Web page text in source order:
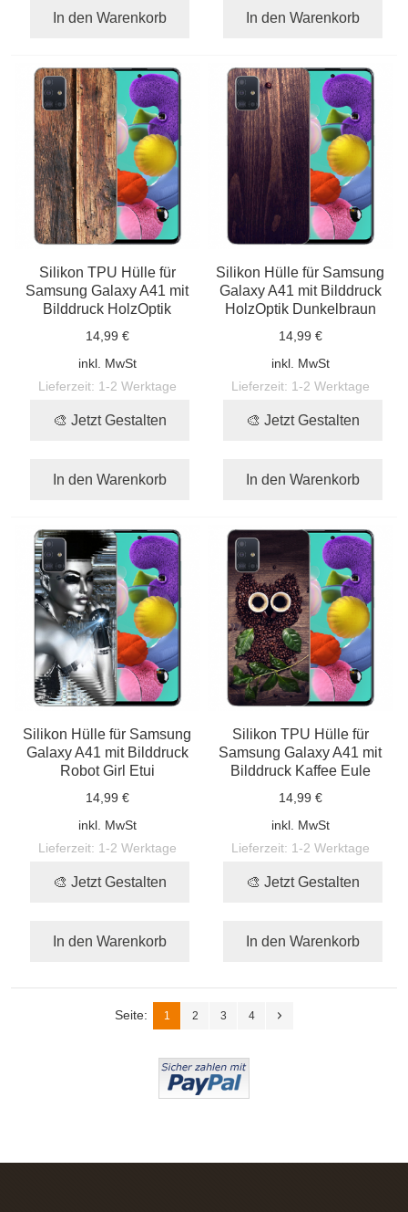
In den Warenkorb In den Warenkorb
Silikon TPU Hülle für
Samsung Galaxy A41 mit
Bilddruck HolzOptik
14,99 €
inkl. MwSt
Lieferzeit: 1-2 Werktage
🎨 Jetzt Gestalten
In den Warenkorb
Silikon Hülle für Samsung
Galaxy A41 mit Bilddruck
HolzOptik Dunkelbraun
14,99 €
inkl. MwSt
Lieferzeit: 1-2 Werktage
🎨 Jetzt Gestalten
In den Warenkorb
Silikon Hülle für Samsung
Galaxy A41 mit Bilddruck
Robot Girl Etui
14,99 €
inkl. MwSt
Lieferzeit: 1-2 Werktage
🎨 Jetzt Gestalten
In den Warenkorb
Silikon TPU Hülle für
Samsung Galaxy A41 mit
Bilddruck Kaffee Eule
14,99 €
inkl. MwSt
Lieferzeit: 1-2 Werktage
🎨 Jetzt Gestalten
In den Warenkorb
Seite: 1 2 3 4